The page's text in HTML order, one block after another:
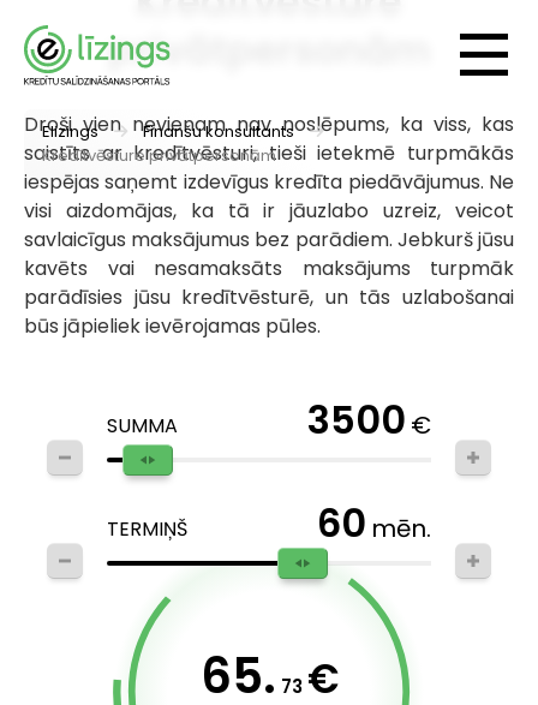
Elizings
Finanšu konsultants
Kredītvēsture privātpersonām
privātpersonām
Droši vien nevienam nav noslēpums, ka viss, kas
saistīts ar kredītvēsturi, tieši ietekmē turpmākās
iespējas saņemt izdevīgus kredīta piedāvājumus. Ne
visi aizdomājas, ka tā ir jāuzlabo uzreiz, veicot
savlaicīgus maksājumus bez parādiem. Jebkurš jūsu
kavēts vai nesamaksāts maksājums turpmāk
parādīsies jūsu kredītvēsturē, un tās uzlabošanai
būs jāpieliek ievērojamas pūles.
SUMMA 3500 €
TERMIŅŠ 60 mēn.
65. 73 €